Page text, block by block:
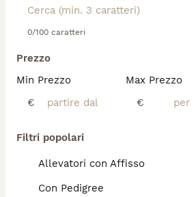
0/100 caratteri
Prezzo
Min Prezzo
€
Max Prezzo
€
Filtri popolari
Allevatori con Affisso
Con Pedigree